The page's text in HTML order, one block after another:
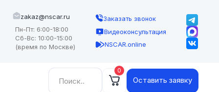
zakaz@nscar.ru
Пн-Пт: 6:00-18:00
Сб-Вс: 10:00-15:00
(время по Москве)
Заказать звонок
Видеоконсультация
NSCAR.online
Найти: 0
Оставить заявку